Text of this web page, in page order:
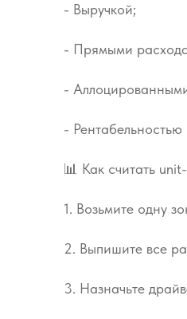
- Выручкой;
- Прямыми
-
-
📊 Как считать
1. Возьмите одну
2. Выпишите все
3. Назначьте